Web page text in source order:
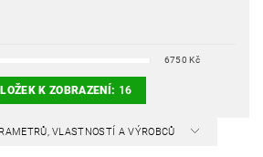
6750 Kč
K ZOBRAZENÍ: 16
VLASTNOSTÍ A VÝROBCŮ